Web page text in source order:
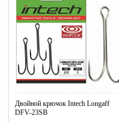
Двойной крючок Intech Longaff
DFV-23SB